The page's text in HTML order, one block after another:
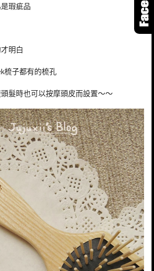
瑕疵品
明白
梳子都有的梳孔
髮時也可以按摩頭皮而設置～～